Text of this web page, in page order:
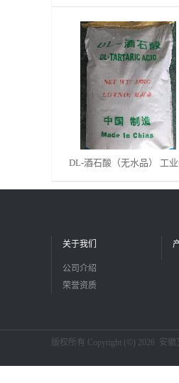
DL-酒石酸（无水品） 工
关于我们
公司介绍
荣誉资质
版权所有 Copyright (©) 2026 安徽